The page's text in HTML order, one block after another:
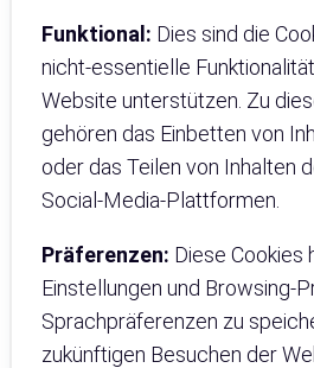
Funktional: Dies sind die
nicht-essentielle
Website unterstützen. Zu
gehören das Einbetten von
oder das Teilen von Inhalten
Social-Media-Plattformen.
Präferenzen: Diese Cookies
Einstellungen und Browsing-
Sprachpräferenzen zu
zukünftigen Besuchen der